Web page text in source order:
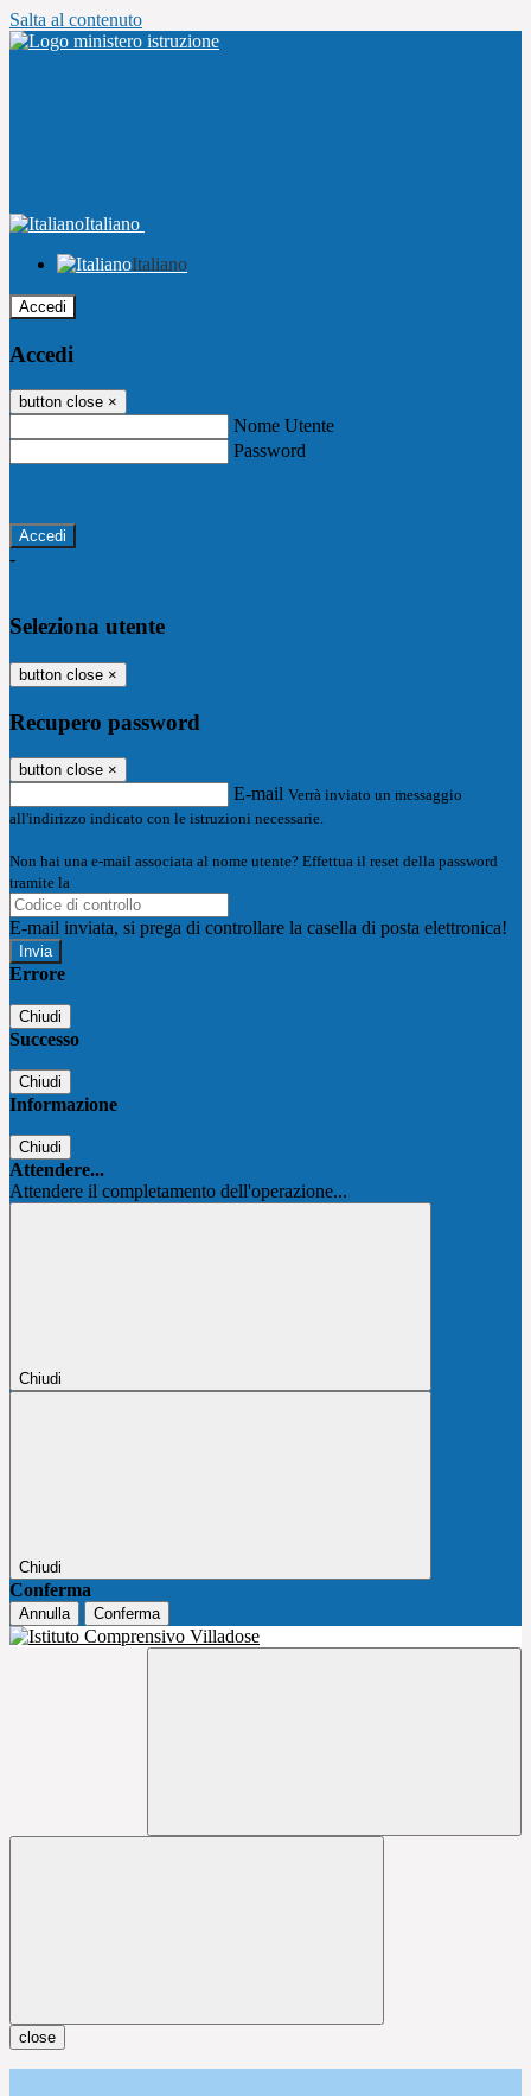
Salta al contenuto
Italiano
Italiano
Accedi
Accedi
button close ×
Nome Utente
Password
-
Seleziona utente
button close ×
Recupero password
button close ×
E-mail Verrà inviato un messaggio
all'indirizzo indicato con le istruzioni necessarie.
Non hai una e-mail associata al nome utente? Effettua il reset della password
tramite la
E-mail inviata, si prega di controllare la casella di posta elettronica!
Errore
Chiudi
Successo
Chiudi
Informazione
Chiudi
Attendere...
Attendere il completamento dell'operazione...
Chiudi
Chiudi
Conferma
Annulla Conferma
close